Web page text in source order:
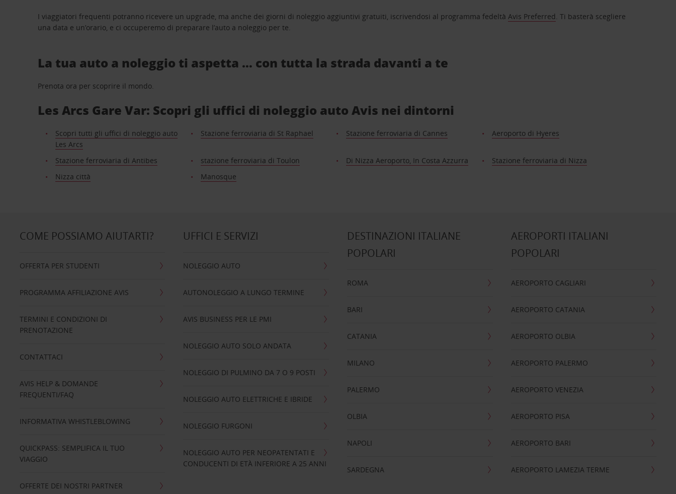
I viaggiatori frequenti potranno ricevere un upgrade, ma anche dei giorni di noleggio aggiuntivi gratuiti, iscrivendosi al programma fedeltàAvis Preferred. Ti basterà scegliere
una data e un’orario, e ci occuperemo di preparare l’auto a noleggio per te.
La tua auto a noleggio ti aspetta … con tutta la strada davanti a te
Prenota ora per scoprire il mondo.
Les Arcs Gare Var: Scopri gli uffici di noleggio auto Avis nei dintorni
Scopri tutti gli uffici di noleggio auto
Les Arcs
Stazione ferroviaria di St Raphael Stazione ferroviaria di Cannes Aeroporto di Hyeres
Stazione ferroviaria di Antibes stazione ferroviaria di Toulon Di Nizza Aeroporto, In Costa Azzurra
Stazione ferroviaria di Nizza
Nizza città
Manosque
COME POSSIAMO AIUTARTI?
OFFERTA PER STUDENTI
PROGRAMMA AFFILIAZIONE AVIS
TERMINI E CONDIZIONI DI
PRENOTAZIONE
CONTATTACI
AVIS HELP & DOMANDE
FREQUENTI/FAQ
INFORMATIVA WHISTLEBLOWING
QUICKPASS: SEMPLIFICA IL TUO
VIAGGIO
OFFERTE DEI NOSTRI PARTNER
UFFICI E SERVIZI
NOLEGGIO AUTO
AUTONOLEGGIO A LUNGO TERMINE
AVIS BUSINESS PER LE PMI
NOLEGGIO AUTO SOLO ANDATA
NOLEGGIO DI PULMINO DA 7 O 9 POSTI
NOLEGGIO AUTO ELETTRICHE E IBRIDE
NOLEGGIO FURGONI
NOLEGGIO AUTO PER NEOPATENTATI E
CONDUCENTI DI ETÀ INFERIORE A 25 ANNI
DESTINAZIONI ITALIANE
POPOLARI
ROMA
BARI
CATANIA
MILANO
PALERMO
OLBIA
NAPOLI
SARDEGNA
AEROPORTI ITALIANI
POPOLARI
AEROPORTO CAGLIARI
AEROPORTO CATANIA
AEROPORTO OLBIA
AEROPORTO PALERMO
AEROPORTO VENEZIA
AEROPORTO PISA
AEROPORTO BARI
AEROPORTO LAMEZIA TERME